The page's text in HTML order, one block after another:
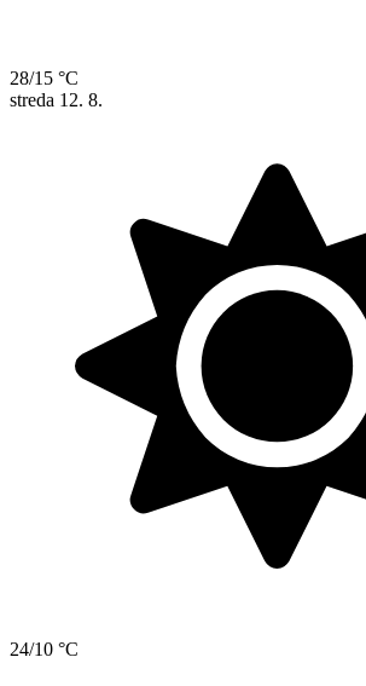
28/15 °C
streda 12. 8.
24/10 °C